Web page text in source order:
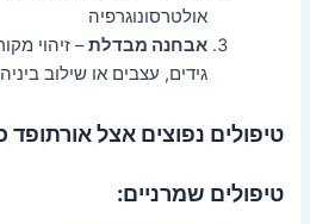
אולטרסונוגרפיה
אבחנה מבדלת– זיהוי
גידים, עצבים או שילוב
טיפולים נפוצים אצל אורתופד
טיפולים שמרניים: